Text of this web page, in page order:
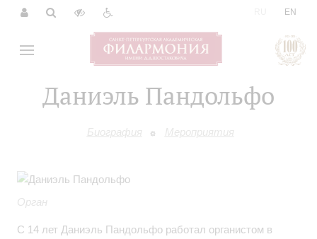
EN
Даниэль Пандольфо
Биография Мероприятия
Орган
С 14 лет Даниэль Пандольфо работал органистом в